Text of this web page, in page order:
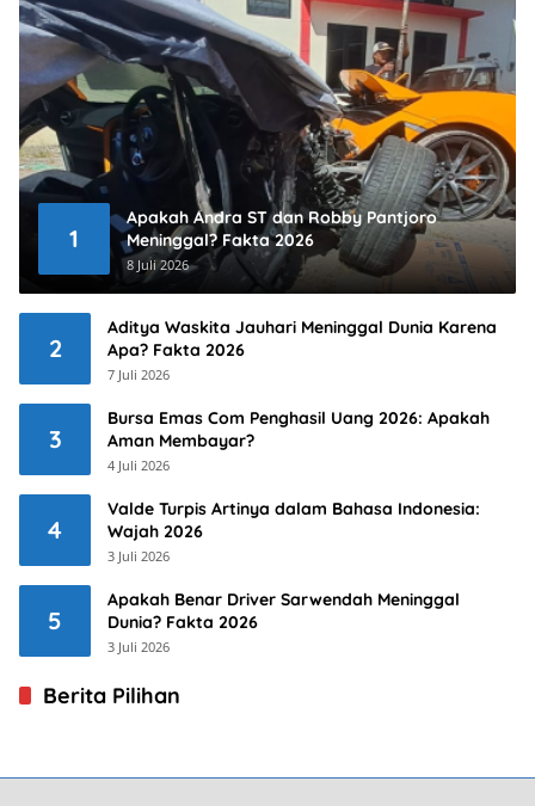
1
Apakah Andra ST dan Robby Pantjoro
Meninggal? Fakta 2026
8 Juli 2026
2
Aditya Waskita Jauhari Meninggal Dunia Karena
Apa? Fakta 2026
7 Juli 2026
3
Bursa Emas Com Penghasil Uang 2026: Apakah
Aman Membayar?
4 Juli 2026
4
Valde Turpis Artinya dalam Bahasa Indonesia:
Wajah 2026
3 Juli 2026
5
Apakah Benar Driver Sarwendah Meninggal
Dunia? Fakta 2026
3 Juli 2026
Berita Pilihan